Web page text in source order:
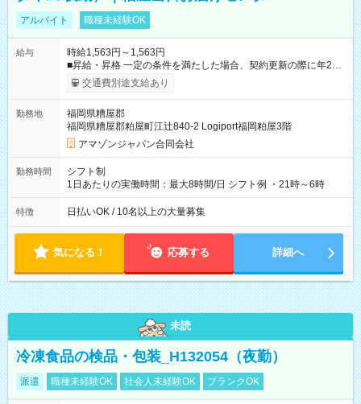
アルバイト 職種未経験OK
給与
時給1,563円～1,563円
■昇給・昇格 一定の条件を満たした場合、契約更新の際に年2回
まで昇給の機会があります。 ■正社員登用制度あり ※月末締/翌
月25日支払い ※時間外手当、別途支給 ※深夜割増賃金 (22:00～
☆Amazon直雇用で安定して働けます！ 【試用期間】試用期間
あり 試用期間の長さ：1週間 雇用形態、給与は本採用時と同じ
です。
交通費別途支給あり
勤務地
福岡県糟屋郡
福岡県糟屋郡粕屋町江辻840-2 Logiport福岡粕屋3階
アマゾンジャパン合同会社
勤務時間
シフト制
1日あたりの実働時間：最大8時間/日 シフト例 ・21時～6時
特徴 日払いOK / 10名以上の大量募集
気になる！ 応募する 詳細へ
未読
冷凍食品の検品・包装_H132054（夜勤）
派遣 職種未経験OK 社会人未経験OK ブランクOK